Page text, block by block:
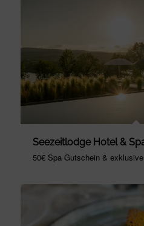
Seezeitlodge Hotel &
50€ Spa Gutschein &